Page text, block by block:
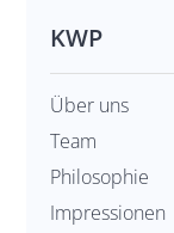
KWP
Über uns
Team
Philosophie
Impressionen